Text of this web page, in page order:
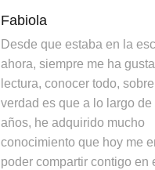
Fabiola
Desde que estaba en la
ahora, siempre me ha
lectura, conocer todo,
verdad es que a lo largo de
años, he adquirido mucho
conocimiento que hoy me
poder compartir contigo en